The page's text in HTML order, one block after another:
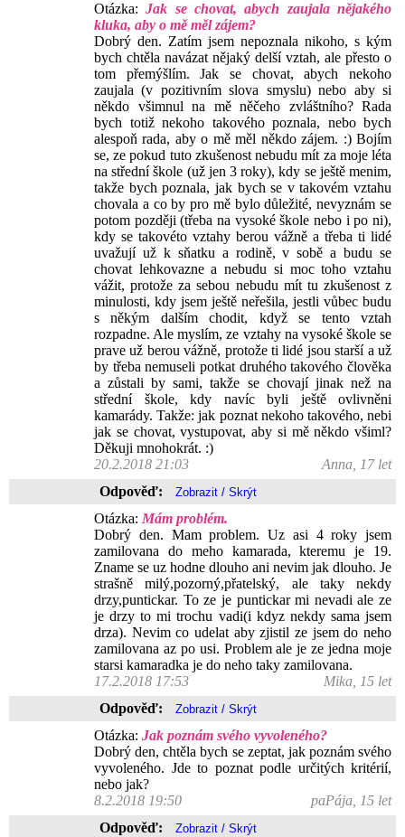
Otázka:Jak se chovat, abych zaujala nějakého
kluka, aby o mě měl zájem?
Dobrý den. Zatím jsem nepoznala nikoho, s kým
bych chtěla navázat nějaký delší vztah, ale přesto o
tom přemýšlím. Jak se chovat, abych nekoho
zaujala (v pozitivním slova smyslu) nebo aby si
někdo všimnul na mě něčeho zvláštního? Rada
bych totiž nekoho takového poznala, nebo bych
alespoň rada, aby o mě měl někdo zájem. :) Bojím
se, ze pokud tuto zkušenost nebudu mít za moje léta
na střední škole (už jen 3 roky), kdy se ještě menim,
takže bych poznala, jak bych se v takovém vztahu
chovala a co by pro mě bylo důležité, nevyznám se
potom později (třeba na vysoké škole nebo i po ni),
kdy se takovéto vztahy berou vážně a třeba ti lidé
uvažují už k sňatku a rodině, v sobě a budu se
chovat lehkovazne a nebudu si moc toho vztahu
vážit, protože za sebou nebudu mít tu zkušenost z
minulosti, kdy jsem ještě neřešila, jestli vůbec budu
s někým dalším chodit, když se tento vztah
rozpadne. Ale myslím, ze vztahy na vysoké škole se
prave už berou vážně, protože ti lidé jsou starší a už
by třeba nemuseli potkat druhého takového člověka
a zůstali by sami, takže se chovají jinak než na
střední škole, kdy navíc byli ještě ovlivněni
kamarády. Takže: jak poznat nekoho takového, nebi
jak se chovat, vystupovat, aby si mě někdo všiml?
Děkuji mnohokrát. :)
20.2.2018 21:03
Anna, 17 let
Odpověď:
Otázka: Mám problém.
Dobrý den. Mam problem. Uz asi 4 roky jsem
zamilovana do meho kamarada, kteremu je 19.
Zname se uz hodne dlouho ani nevim jak dlouho. Je
strašně milý,pozorný,přatelský, ale taky nekdy
drzy,puntickar. To ze je puntickar mi nevadi ale ze
je drzy to mi trochu vadi(i kdyz nekdy sama jsem
drza). Nevim co udelat aby zjistil ze jsem do neho
zamilovana az po usi. Problem ale je ze jedna moje
starsi kamaradka je do neho taky zamilovana.
17.2.2018 17:53
Mika, 15 let
Odpověď:
Otázka: Jak poznám svého vyvoleného?
Dobrý den, chtěla bych se zeptat, jak poznám svého
vyvoleného. Jde to poznat podle určitých kritérií,
nebo jak?
8.2.2018 19:50
paPája, 15 let
Odpověď: